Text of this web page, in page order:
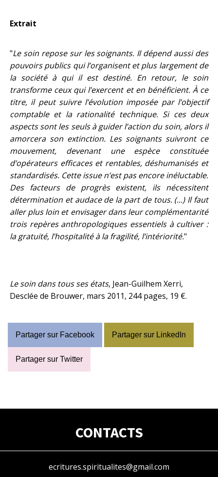
Extrait
"Le soin repose sur les soignants. Il dépend aussi des
pouvoirs publics qui l’organisent et plus largement de
la société à qui il est destiné. En retour, le soin
transforme ceux qui l’exercent et en bénéficient. À ce
titre, il peut suivre l’évolution imposée par l’objectif
comptable et la rationalité technique. Si ces deux
aspects sont les seuls à guider l’action du soin, alors il
amorcera son extinction. Les soignants suivront ce
mouvement, devenant une espèce constituée
d’opérateurs efficaces et rentables, déshumanisés et
standardisés. Cette issue n’est pas encore inéluctable.
Des facteurs de progrès existent, ils nécessitent
détermination et audace de la part de tous. (...) Il faut
aller plus loin et envisager dans leur complémentarité
trois repères anthropologiques essentiels à cultiver :
la gratuité, l’hospitalité à la fragilité, l’intériorité."
Le soin dans tous ses états, Jean-Guilhem Xerri,
Desclée de Brouwer, mars 2011, 244 pages, 19 €.
Partager sur Facebook Partager sur LinkedIn
Partager sur Twitter
CONTACTS
ecritures.spiritualites@gmail.com